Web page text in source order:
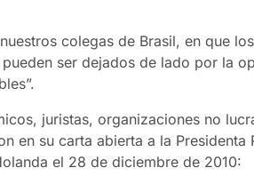
colegas de Brasil, en que
ser dejados de lado por la
juristas, organizaciones no
en su carta abierta a la Presidenta
el 28 de diciembre de 2010: